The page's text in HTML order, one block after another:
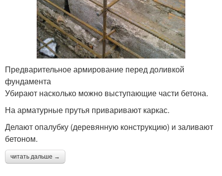
Предварительное армирование перед доливкой
фундамента
Убирают насколько можно выступающие части бетона.
На арматурные прутья приваривают каркас.
Делают опалубку (деревянную конструкцию) и заливают
бетоном.
читать дальше →